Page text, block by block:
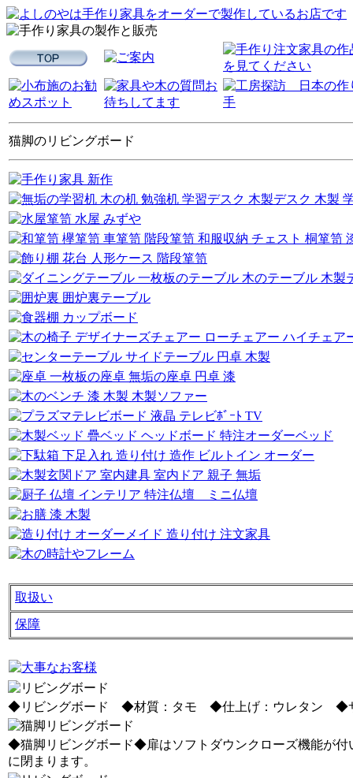
猫脚のリビングボード
取扱い
保障
◆リビングボード ◆材質：タモ ◆仕上げ：ウレタン ◆サ
◆猫脚リビングボード◆扉はソフトダウンクローズ機能が付
に閉まります。